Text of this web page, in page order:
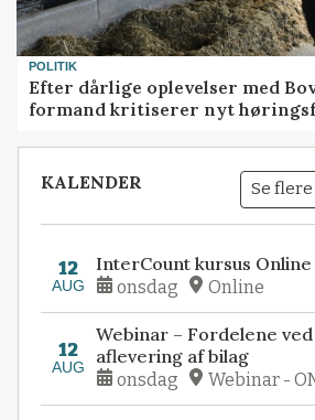
POLITIK
Efter dårlige oplevelser med
formand kritiserer nyt
KALENDER Se
12
AUG
InterCount kursus Online
onsdag Online
12
AUG
Webinar – Fordelene
aflevering af bilag
onsdag Webinar -